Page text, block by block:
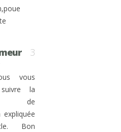
3
vous
la
de
expliquée
Bon